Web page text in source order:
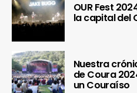
OUR Fest
la capital del
Nuestra
de Coura
un Couraíso